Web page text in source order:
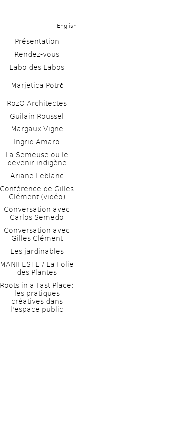
English
Présentation
Rendez-vous
Labo des Labos
Marjetica Potrč
RozO Architectes
Guilain Roussel
Margaux Vigne
Ingrid Amaro
La Semeuse ou le
devenir indigène
Ariane Leblanc
Conférence de Gilles
Clément (vidéo)
Conversation avec
Carlos Semedo
Conversation avec
Gilles Clément
Les jardinables
MANIFESTE / La Folie
des Plantes
Roots in a Fast Place:
les pratiques
créatives dans
l'espace public